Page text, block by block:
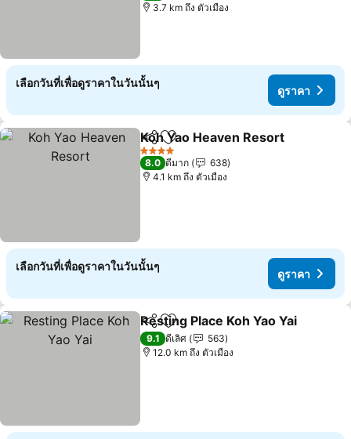
3.7 km ถึง ตัวเมือง
เลือกวันที่เพื่อดูราคาในวันนั้นๆ
ดูราคา
แชร์ เพิ่มในรายการโปรด
Koh Yao Heaven Resort
4 ดาว
8.0 ดีมาก
638
4.1 km ถึง ตัวเมือง
เลือกวันที่เพื่อดูราคาในวันนั้นๆ
ดูราคา
แชร์ เพิ่มในรายการโปรด
Resting Place Koh Yao Yai
9.1 ดีเลิศ
563
12.0 km ถึง ตัวเมือง